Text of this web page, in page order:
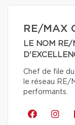
RE/MAX
LE NOM RE/
Chef de file
le réseau RE/
performants.